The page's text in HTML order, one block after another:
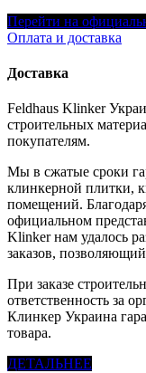
Перейти на
Оплата и доставка
Доставка
Feldhaus Klinker
строительных
покупателям.
Мы в сжатые сроки
клинкерной плитки,
помещений.
официальном
Klinker нам удалось
заказов,
При заказе
ответственность за
Клинкер Украина
товара.
ДЕТАЛЬНЕЕ